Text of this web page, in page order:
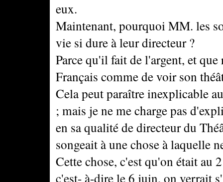
eux.
Maintenant, pourquoi MM. les
vie si dure à leur directeur ?
Parce qu'il fait de l'argent, et
Français comme de voir son
Cela peut paraître inexplicable
; mais je ne me charge pas
en sa qualité de directeur du
songeait à une chose à laquelle
Cette chose, c'est qu'on était au
c'est- à-dire le 6 juin, on verrait